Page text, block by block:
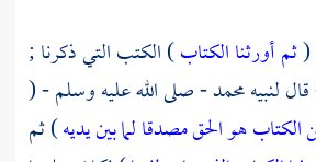
(ثم أورثنا الكتاب) الكتب التي ذكرنا ;
لنبيهمحمد- صلى الله عليه وسلم - (
هو الحق مصدقا لما بين يديه) ثم